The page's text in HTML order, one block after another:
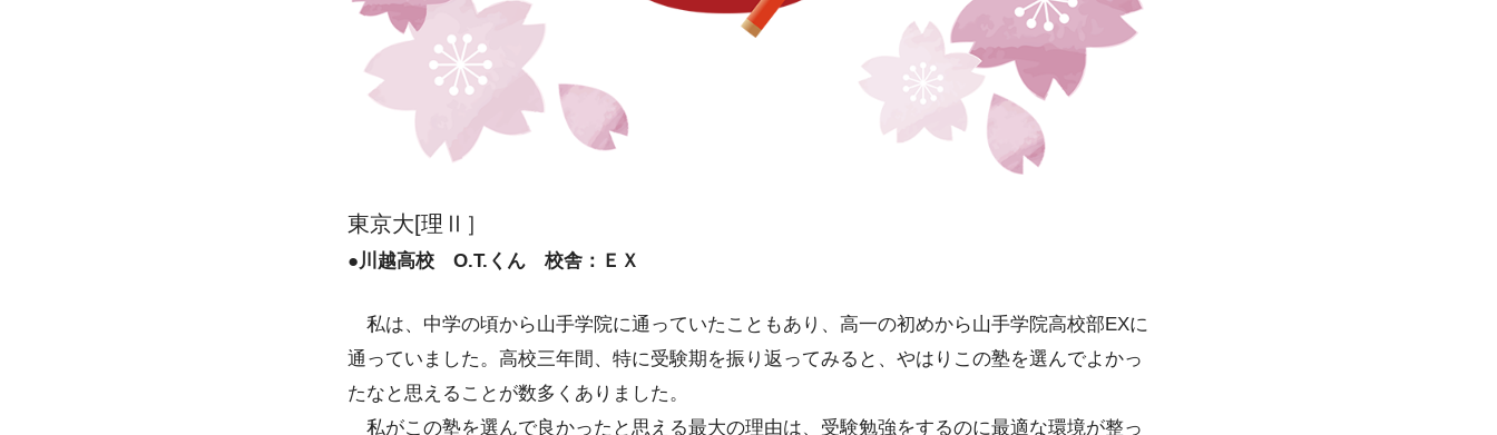
東京大[理Ⅱ］
●川越高校 O.T.くん 校舎：ＥＸ
私は、中学の頃から山手学院に通っていたこともあり、高一の初めから山手学院高校部EXに
通っていました。高校三年間、特に受験期を振り返ってみると、やはりこの塾を選んでよかっ
たなと思えることが数多くありました。
私がこの塾を選んで良かったと思える最大の理由は、受験勉強をするのに最適な環境が整っ